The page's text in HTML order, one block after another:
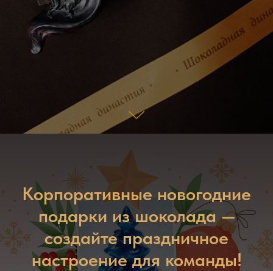
Корпоративные новогодние
подарки из шоколада —
создайте праздничное
настроение для команды!